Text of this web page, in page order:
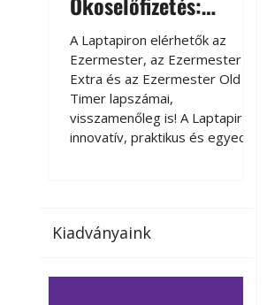
Ezermester Extra
A Laptapiron elérhetők az
Ezermester, az Ezermester
Extra és az Ezermester Old
Timer lapszámai,
visszamenőleg is! A Laptapir új,
innovatív, praktikus és egyedi
az otthonában, útközben vagy
elérhetők lapszámaink. Bárhol,
Kiadványaink